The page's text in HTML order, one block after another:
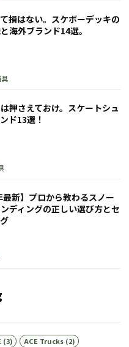
損はない。スケボーデッキの
海外ブランド14選。
押さえておけ。スケートシュ
ド13選！
最新】プロから教わるスノー
ディングの正しい選び方とセ
(3) ACE Trucks(2)